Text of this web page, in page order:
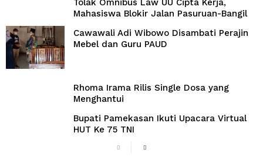
Tolak Omnibus Law UU Cipta Kerja,
Mahasiswa Blokir Jalan Pasuruan-Bangil
Cawawali Adi Wibowo Disambati Perajin
Mebel dan Guru PAUD
Rhoma Irama Rilis Single Dosa yang
Menghantui
Bupati Pamekasan Ikuti Upacara Virtual
HUT Ke 75 TNI